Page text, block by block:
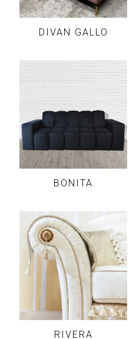
DIVAN GALLO
BONITA
RIVERA